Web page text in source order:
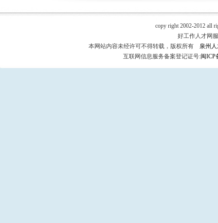
copy right 2002-2012 all
好工作人才网
本网站内容未经许可不得转载，版权所有
泉州
互联网信息服务备案登记证号:闽ICP